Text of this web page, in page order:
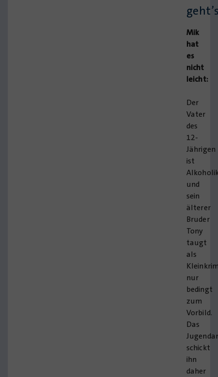
Mik
hat
es
nicht
leicht:
Der
Vater
des
12-
Jährigen
ist
und
sein
älterer
Bruder
Tony
taugt
als
nur
bedingt
zum
Vorbild.
Das
schickt
ihn
daher